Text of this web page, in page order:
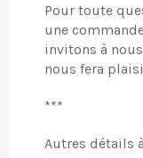
Pour toute
une
invitons à
nous fera
***
Autres détails